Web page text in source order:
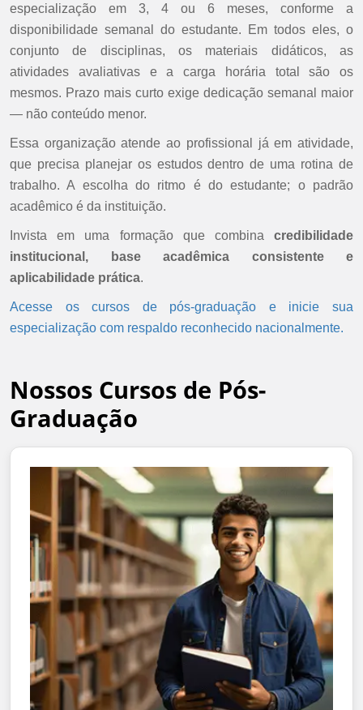
especialização em 3, 4 ou 6 meses, conforme a
disponibilidade semanal do estudante. Em todos eles, o
conjunto de disciplinas, os materiais didáticos, as
atividades avaliativas e a carga horária total são os
mesmos. Prazo mais curto exige dedicação semanal maior
— não conteúdo menor.
Essa organização atende ao profissional já em atividade,
que precisa planejar os estudos dentro de uma rotina de
trabalho. A escolha do ritmo é do estudante; o padrão
acadêmico é da instituição.
Invista em uma formação que combina credibilidade
institucional, base acadêmica consistente e
aplicabilidade prática.
Acesse os cursos de pós-graduação e inicie sua
especialização com respaldo reconhecido nacionalmente.
Nossos Cursos de Pós-
Graduação